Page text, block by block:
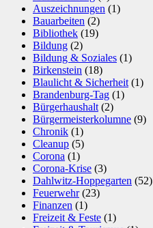
Auszeichnungen (1)
Bauarbeiten (2)
Bibliothek (19)
Bildung (2)
Bildung & Soziales (1)
Birkenstein (18)
Blaulicht & Sicherheit(1)
Brandenburg-Tag (1)
Bürgerhaushalt(2)
Bürgermeisterkolumne (9)
Chronik (1)
Cleanup (5)
Corona (1)
Corona-Krise (3)
Dahlwitz-Hoppegarten (52)
Feuerwehr(23)
Finanzen (1)
Freizeit & Feste (1)